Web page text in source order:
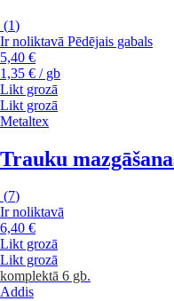
(1)
Ir noliktavā Pēdējais gabals
5,40 €
1,35 € / gb
Likt grozā
Likt grozā
Metaltex
Trauku
(7)
Ir noliktavā
6,40 €
Likt grozā
Likt grozā
komplektā 6 gb.
Addis